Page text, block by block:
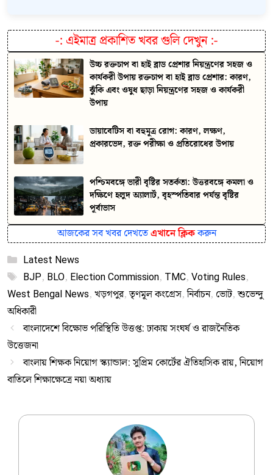
-: এইমাত্র প্রকাশিত খবর গুলি দেখুন:-
উচ্চ রক্তচাপ বা হাই ব্লাড প্রেশার নিয়ন্ত্রণের সহজ ও
কার্যকরী উপায় রক্তচাপ বা হাই ব্লাড প্রেশার: কারণ,
ঝুঁকি এবং ওষুধ ছাড়া নিয়ন্ত্রণের সহজ ও কার্যকরী
উপায়
ডায়াবেটিস বা বহুমূত্র রোগ: কারণ, লক্ষণ,
প্রকারভেদ, রক্ত পরীক্ষা ও প্রতিরোধের উপায়
পশ্চিমবঙ্গে ভারী বৃষ্টির সতর্কতা: উত্তরবঙ্গে কমলা ও
দক্ষিণে হলুদ অ্যালার্ট, বৃহস্পতিবার পর্যন্ত বৃষ্টির
পূর্বাভাস
আজকের সব খবর দেখতেএখানে ক্লিককরুন
Categories
Latest News
Tags
BJP, BLO, Election Commission, TMC, Voting Rules,
West Bengal News, খড়গপুর,তৃণমূল কংগ্রেস,নির্বাচন, ভোট,শুভেন্দু
অধিকারী
বাংলাদেশে বিক্ষোভ পরিস্থিতি উত্তপ্ত: ঢাকায় সংঘর্ষ ও রাজনৈতিক
উত্তেজনা
বাংলায় শিক্ষক নিয়োগ স্ক্যান্ডাল: সুপ্রিম কোর্টের ঐতিহাসিক রায়, নিয়োগ
বাতিলে শিক্ষাক্ষেত্রে নয়া অধ্যায়